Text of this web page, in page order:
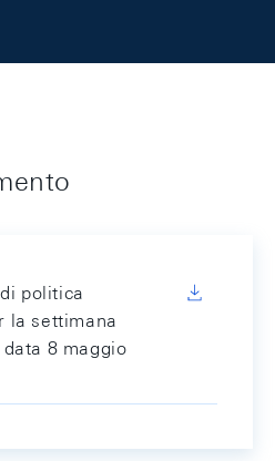
politica
la settimana
8 maggio